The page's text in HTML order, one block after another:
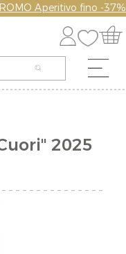
Aperitivo fino -37%
2025